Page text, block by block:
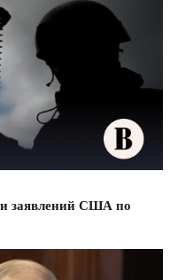
заявлений США по